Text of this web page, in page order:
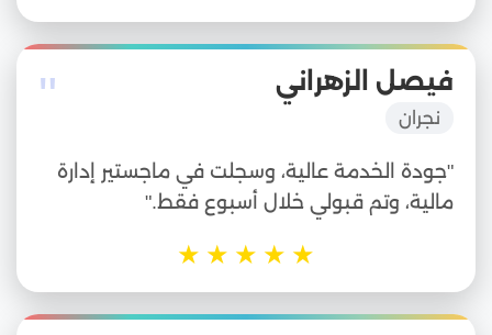
" فيصل الزهراني
نجران
"جودة الخدمة عالية، وسجلت في ماجستير إدارة
مالية، وتم قبولي خلال أسبوع فقط."
★
★
★
★
★